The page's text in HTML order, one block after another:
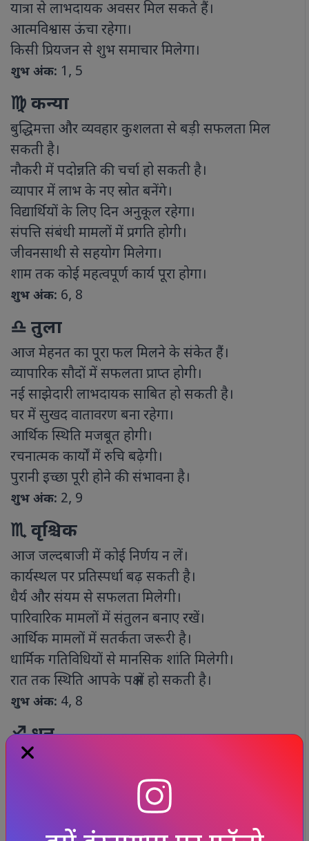
यात्रा से लाभदायक अवसर मिल सकते हैं।
आत्मविश्वास ऊंचा रहेगा।
किसी प्रियजन से शुभ समाचार मिलेगा।
शुभ अंक: 1, 5
♍ कन्या
बुद्धिमत्ता और व्यवहार कुशलता से बड़ी सफलता मिल
सकती है।
नौकरी में पदोन्नति की चर्चा हो सकती है।
व्यापार में लाभ के नए स्रोत बनेंगे।
विद्यार्थियों के लिए दिन अनुकूल रहेगा।
संपत्ति संबंधी मामलों में प्रगति होगी।
जीवनसाथी से सहयोग मिलेगा।
शाम तक कोई महत्वपूर्ण कार्य पूरा होगा।
शुभ अंक: 6, 8
♎ तुला
आज मेहनत का पूरा फल मिलने के संकेत हैं।
व्यापारिक सौदों में सफलता प्राप्त होगी।
नई साझेदारी लाभदायक साबित हो सकती है।
घर में सुखद वातावरण बना रहेगा।
आर्थिक स्थिति मजबूत होगी।
रचनात्मक कार्यों में रुचि बढ़ेगी।
पुरानी इच्छा पूरी होने की संभावना है।
शुभ अंक: 2, 9
♏ वृश्चिक
आज जल्दबाजी में कोई निर्णय न लें।
कार्यस्थल पर प्रतिस्पर्धा बढ़ सकती है।
धैर्य और संयम से सफलता मिलेगी।
पारिवारिक मामलों में संतुलन बनाए रखें।
आर्थिक मामलों में सतर्कता जरूरी है।
धार्मिक गतिविधियों से मानसिक शांति मिलेगी।
रात तक स्थिति आपके पक्ष में हो सकती है।
शुभ अंक: 4, 8
♐ धनु
चंद्रमा आपकी राशि में होने से आत्मविश्वास बढ़ेगा।
नई योजनाओं पर काम शुरू कर सकते हैं।
व्यापार में विस्तार के अवसर मिलेंगे।